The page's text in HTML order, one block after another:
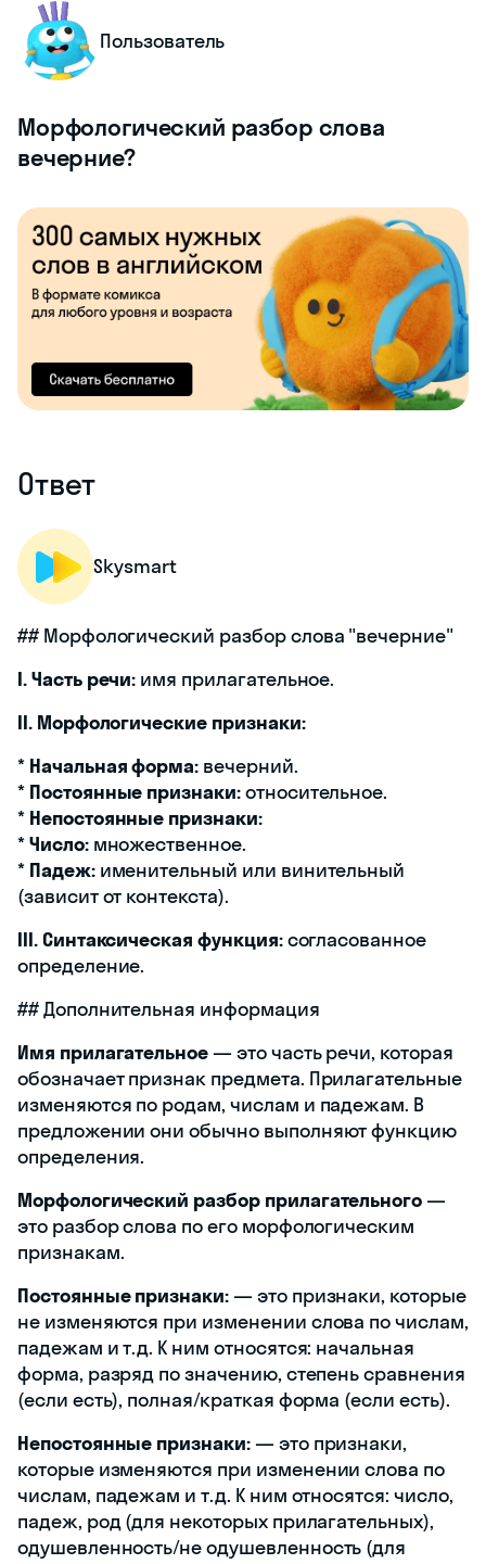
Пользователь
Морфологический разбор слова
вечерние?
Ответ
Skysmart
## Морфологический разбор слова "вечерние"
I. Часть речи: имя прилагательное.
II. Морфологические признаки:
* Начальная форма: вечерний.
* Постоянные признаки:относительное.
* Непостоянные признаки:
*Число:множественное.
* Падеж:именительный или винительный
(зависит от контекста).
III. Синтаксическая функция:согласованное
определение.
## Дополнительная информация
Имя прилагательное— это часть речи, которая
обозначает признак предмета. Прилагательные
изменяются по родам, числам и падежам. В
предложении они обычно выполняют функцию
определения.
Морфологический разбор прилагательного—
это разбор слова по его морфологическим
признакам.
Постоянные признаки:— это признаки, которые
не изменяются при изменении слова по числам,
падежам и т.д. К ним относятся: начальная
форма, разряд по значению, степень сравнения
(если есть), полная/краткая форма (если есть).
Непостоянные признаки:— это признаки,
которые изменяются при изменении слова по
числам, падежам и т.д. К ним относятся: число,
падеж, род (для некоторых прилагательных),
одушевленность/не одушевленность (для